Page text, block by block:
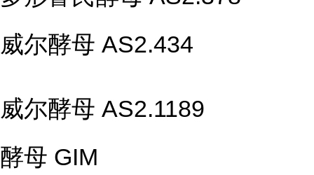
威尔酵母 AS2.434
威尔酵母 AS2.1189
酵母 GIM